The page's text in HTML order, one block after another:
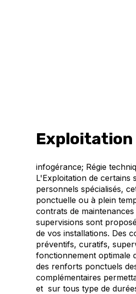
infogérance; Régie
L'Exploitation de certains
personnels spécialisés,
ponctuelle ou à plein
contrats de
supervisions sont
de vos installations. Des
préventifs, curatifs,
fonctionnement optimale
des renforts ponctuels
complémentaires
et sur tous type de